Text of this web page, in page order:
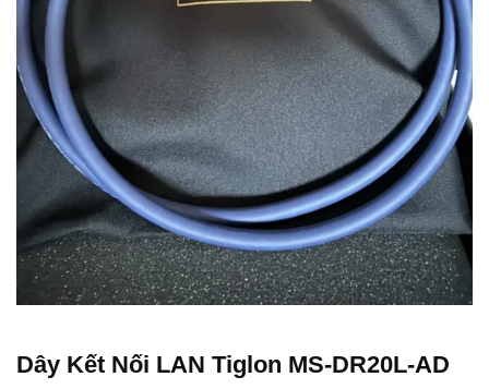
Dây Kết Nối LAN Tiglon MS-DR20L-AD